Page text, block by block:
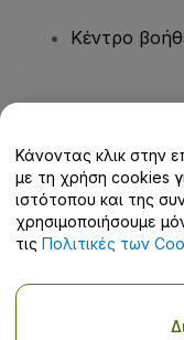
Κέντρο
Πνευματική
Η χρήση αυτού του
Προϋποθέσεωνκαι
cookiesκαιΠολιτικής
Μην κοινοποιείτε
Κάνοντας κλικ στην
με τη χρήση cookies
ιστότοπου και της
χρησιμοποιήσουμε
τις Πολιτικές των